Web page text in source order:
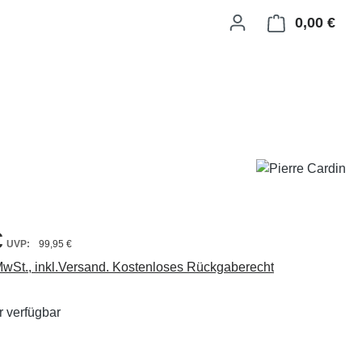
0,00 €
99,95 €
inkl.Versand. Kostenloses Rückgaberecht
verfügbar